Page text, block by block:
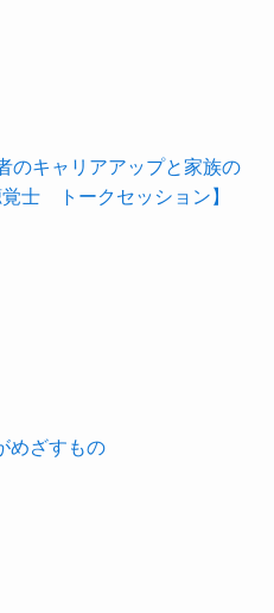
のキャリアアップと家族の
士 トークセッション】
めざすもの